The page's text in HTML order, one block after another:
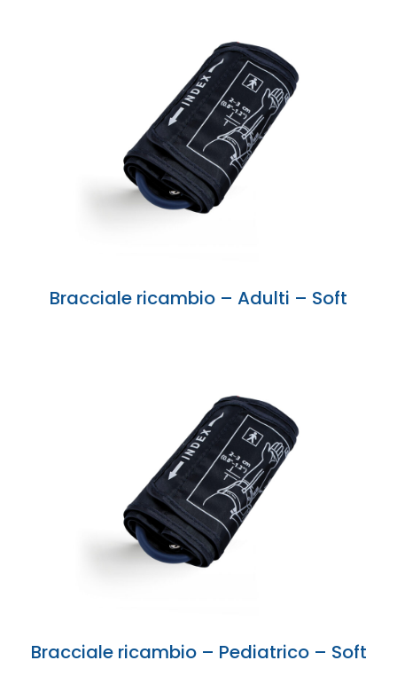
Bracciale ricambio – Adulti – Soft
Bracciale ricambio – Pediatrico – Soft